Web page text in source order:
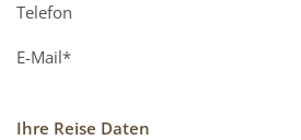
Telefon
E-Mail*
Ihre Reise Daten